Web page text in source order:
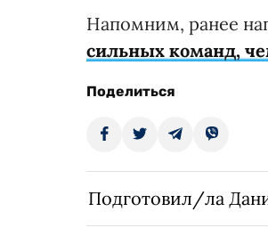
Напомним, ранее
сильных команд,
Поделиться
Подготовил/ла